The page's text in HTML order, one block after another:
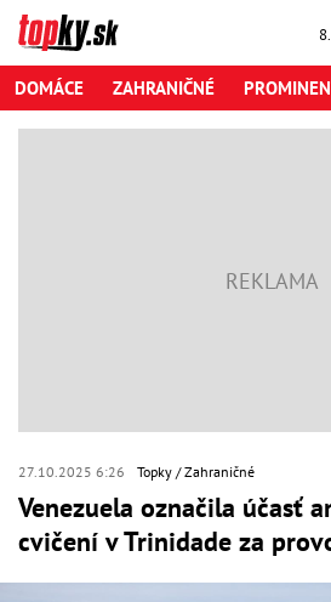
DOMÁCE ZAHRANIČNÉ
27.10.2025 6:26 Topky Zahraničné
Venezuela označila účasť
cvičení v Trinidade za